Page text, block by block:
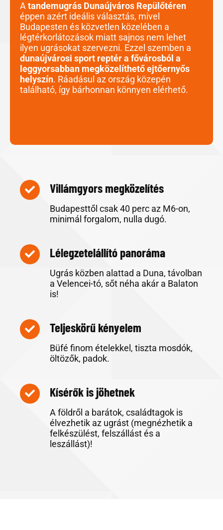
Atandemugrás Dunaújváros Repülőtéren
éppen azért ideális választás, mivel
Budapesten és közvetlen közelében a
légtérkorlátozások miatt sajnos nem lehet
ilyen ugrásokat szervezni. Ezzel szemben a
dunaújvárosi sport reptér a fővárosból a
leggyorsabban megközelíthető ejtőernyős
helyszín. Ráadásul az ország közepén
található, így bárhonnan könnyen elérhető.
Villámgyors megközelítés
Budapesttől csak 40 perc az M6-on,
minimál forgalom, nulla dugó.
Lélegzetelállító panoráma
Ugrás közben alattad a Duna, távolban
a Velencei-tó, sőt néha akár a Balaton
is!
Teljeskörű kényelem
Büfé finom ételekkel, tiszta mosdók,
öltözők, padok.
Kísérők is jöhetnek
A földről a barátok, családtagok is
élvezhetik az ugrást (megnézhetik a
felkészülést, felszállást és a
leszállást)!